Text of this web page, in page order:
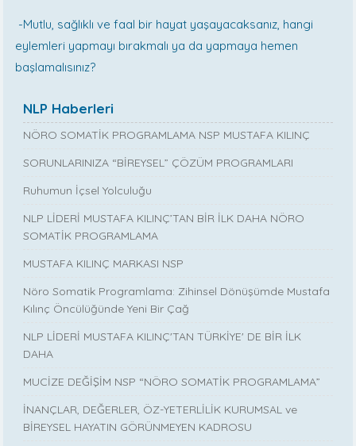
-Mutlu, sağlıklı ve faal bir hayat yaşayacaksanız, hangi
eylemleri yapmayı bırakmalı ya da yapmaya hemen
başlamalısınız?
NLP Haberleri
NÖRO SOMATİK PROGRAMLAMA NSP MUSTAFA KILINÇ
SORUNLARINIZA “BİREYSEL” ÇÖZÜM PROGRAMLARI
Ruhumun İçsel Yolculuğu
NLP LİDERİ MUSTAFA KILINÇ’TAN BİR İLK DAHA NÖRO
SOMATİK PROGRAMLAMA
MUSTAFA KILINÇ MARKASI NSP
Nöro Somatik Programlama: Zihinsel Dönüşümde Mustafa
Kılınç Öncülüğünde Yeni Bir Çağ
NLP LİDERİ MUSTAFA KILINÇ'TAN TÜRKİYE' DE BİR İLK
DAHA
MUCİZE DEĞİŞİM NSP “NÖRO SOMATİK PROGRAMLAMA”
İNANÇLAR, DEĞERLER, ÖZ-YETERLİLİK KURUMSAL ve
BİREYSEL HAYATIN GÖRÜNMEYEN KADROSU